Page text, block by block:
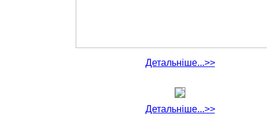
Детальніше...>>
Детальніше...>>